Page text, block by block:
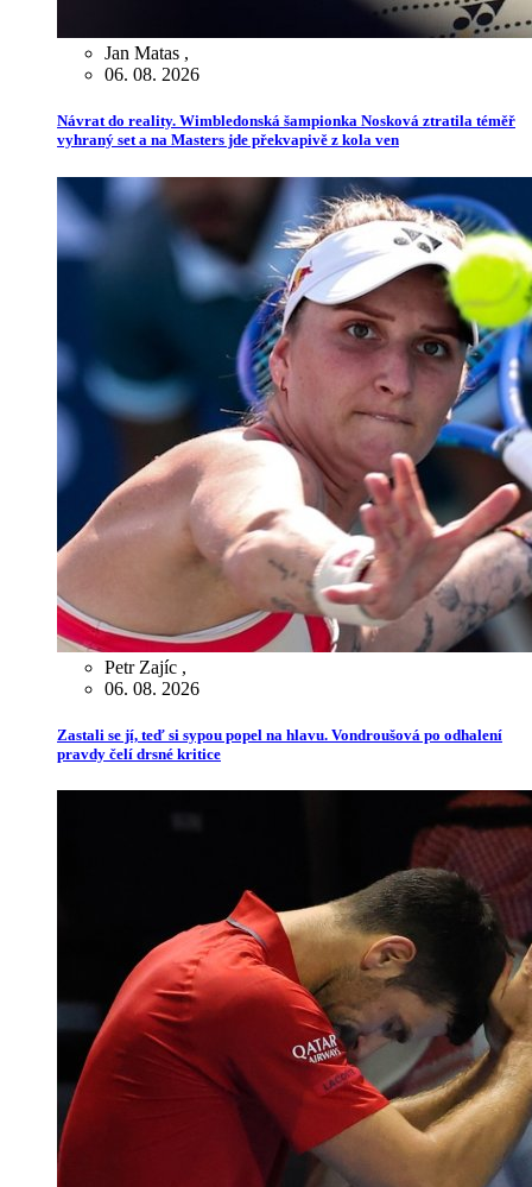
Jan Matas ,
06. 08. 2026
Návrat do reality. Wimbledonská šampionka Nosková ztratila téměř
vyhraný set a na Masters jde překvapivě z kola ven
Petr Zajíc ,
06. 08. 2026
Zastali se jí, teď si sypou popel na hlavu. Vondroušová po odhalení
pravdy čelí drsné kritice